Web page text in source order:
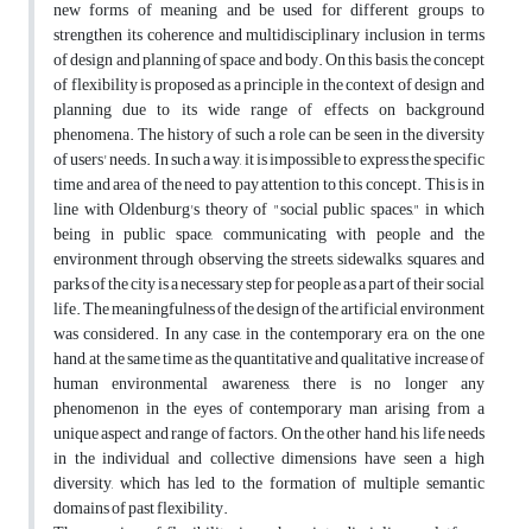
new forms of meaning and be used for different groups to
strengthen its coherence and multidisciplinary inclusion in terms
of design and planning of space and body. On this basis, the concept
of flexibility is proposed as a principle in the context of design and
planning due to its wide range of effects on background
phenomena. The history of such a role can be seen in the diversity
of users' needs. In such a way, it is impossible to express the specific
time and area of the need to pay attention to this concept. This is in
line with Oldenburg's theory of "social public spaces," in which
being in public space, communicating with people and the
environment through observing the streets, sidewalks, squares, and
parks of the city is a necessary step for people as a part of their social
life. The meaningfulness of the design of the artificial environment
was considered. In any case, in the contemporary era, on the one
hand, at the same time as the quantitative and qualitative increase of
human environmental awareness, there is no longer any
phenomenon in the eyes of contemporary man arising from a
unique aspect and range of factors. On the other hand, his life needs
in the individual and collective dimensions have seen a high
diversity, which has led to the formation of multiple semantic
domains of past flexibility.